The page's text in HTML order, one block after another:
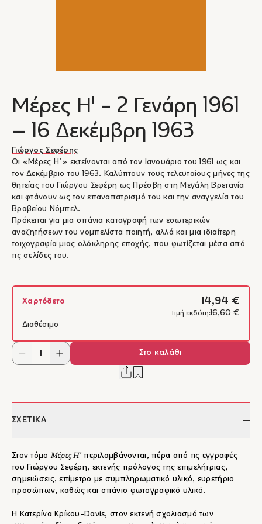
Μέρες Η' - 2 Γενάρη 1961
– 16 Δεκέμβρη 1963
Γιώργος Σεφέρης
Οι «Μέρες Η΄» εκτείνονται από τον Ιανουάριο του 1961 ως και
τον Δεκέμβριο του 1963. Καλύπτουν τους τελευταίους μήνες της
θητείας του Γιώργου Σεφέρη ως Πρέσβη στη Μεγάλη Βρετανία
και φτάνουν ως τον επαναπατρισμό του και την αναγγελία του
Βραβείου Νόμπελ.
Πρόκειται για μια σπάνια καταγραφή των εσωτερικών
αναζητήσεων του νομπελίστα ποιητή, αλλά και μια ιδιαίτερη
τοιχογραφία μιας ολόκληρης εποχής, που φωτίζεται μέσα από
τις σελίδες του.
Χαρτόδετο 14,94 €
Τιμή εκδότη: 16,60 €
Διαθέσιμο
Στο καλάθι
ΣΧΕΤΙΚΑ
Στον τόμοΜέρες Η΄ περιλαμβάνονται, πέρα από τις εγγραφές
του Γιώργου Σεφέρη, εκτενής πρόλογος της επιμελήτριας,
σημειώσεις, επίμετρο με συμπληρωματικό υλικό, ευρετήριο
προσώπων, καθώς και σπάνιο φωτογραφικό υλικό.
Η Κατερίνα Κρίκου-Davis, στον εκτενή σχολιασμό των